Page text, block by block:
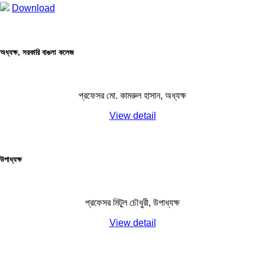
Download
অধ্যক্ষ, সরকারি বাঙলা কলেজ
প্রফেসর মো. কামরুল হাসান, অধ্যক্ষ
View detail
উপাধ্যক্ষ
প্রফেসর মিটুল চৌধুরী, উপাধ্যক্ষ
View detail